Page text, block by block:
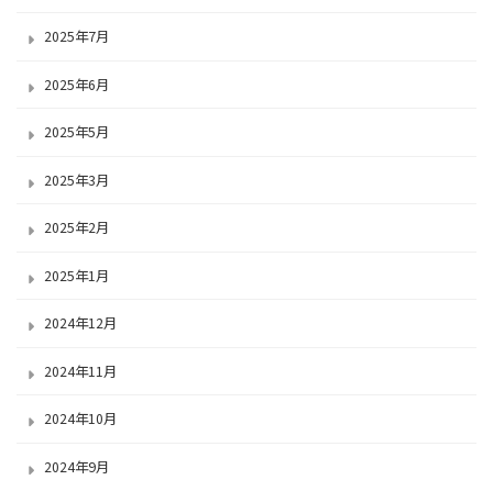
2025年7月
2025年6月
2025年5月
2025年3月
2025年2月
2025年1月
2024年12月
2024年11月
2024年10月
2024年9月